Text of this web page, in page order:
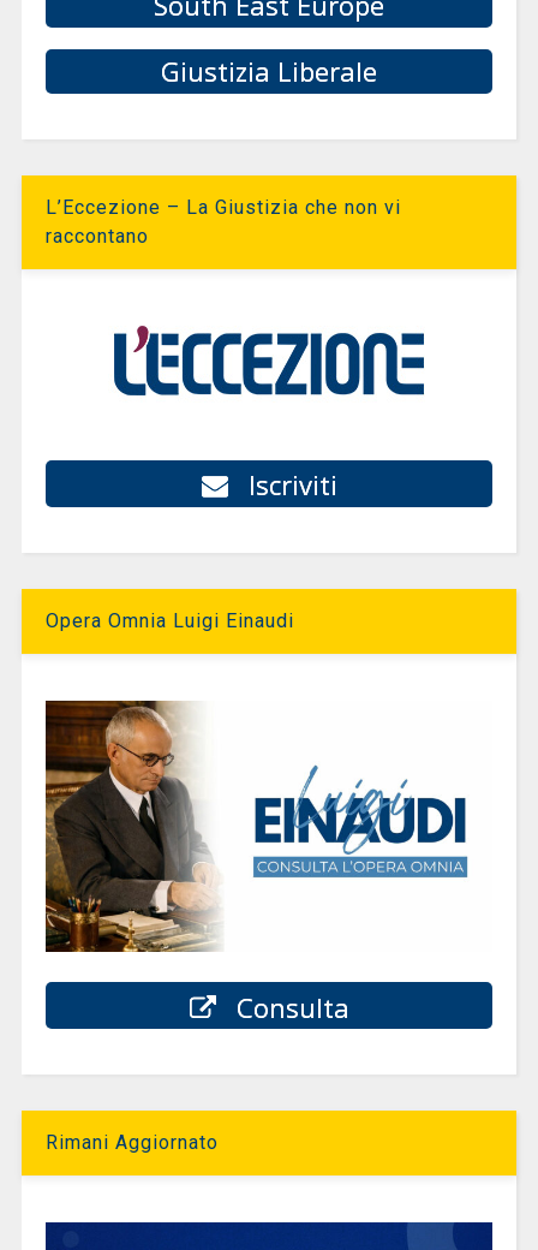
Giustizia Liberale
L’Eccezione – La Giustizia che non vi
raccontano
Iscriviti
Opera Omnia Luigi Einaudi
Consulta
Rimani Aggiornato